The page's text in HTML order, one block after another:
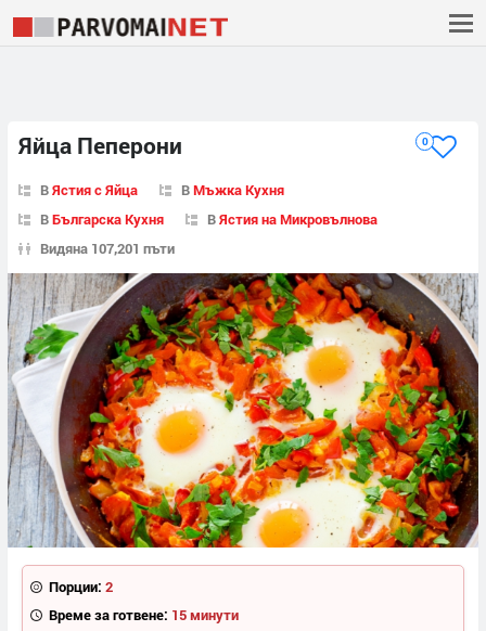
Яйца Пеперони 0
ВЯстия с Яйца ВМъжка Кухня
ВБългарска Кухня ВЯстия на Микровълнова
Видяна 107,201 пъти
Порции: 2
Време за готвене: 15 минути